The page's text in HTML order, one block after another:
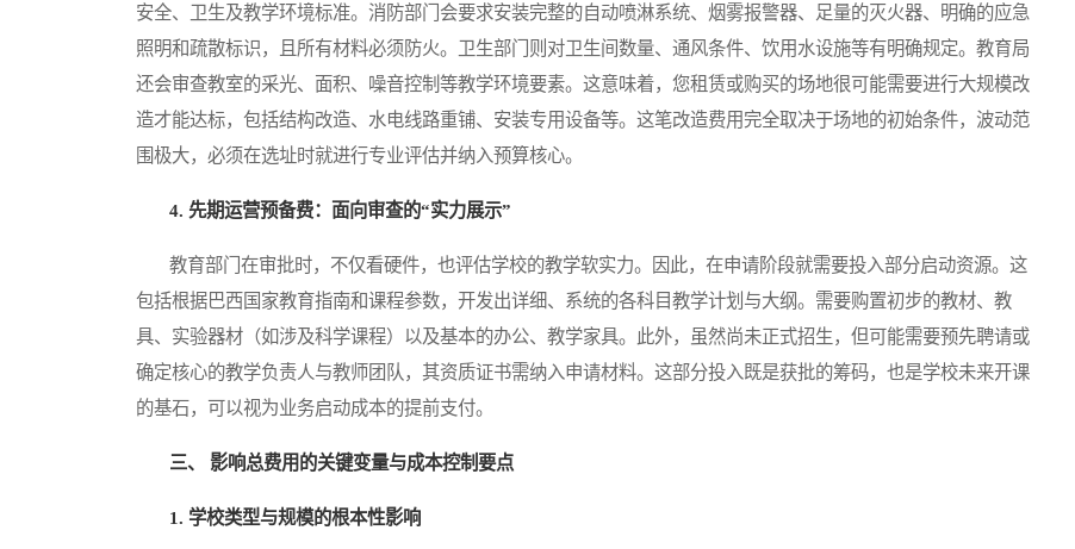
安全、卫生及教学环境标准。消防部门会要求安装完整的自动喷淋系统、烟雾报警器、足量的灭火器、明确的应急
照明和疏散标识，且所有材料必须防火。卫生部门则对卫生间数量、通风条件、饮用水设施等有明确规定。教育局
还会审查教室的采光、面积、噪音控制等教学环境要素。这意味着，您租赁或购买的场地很可能需要进行大规模改
造才能达标，包括结构改造、水电线路重铺、安装专用设备等。这笔改造费用完全取决于场地的初始条件，波动范
围极大，必须在选址时就进行专业评估并纳入预算核心。
4. 先期运营预备费：面向审查的“实力展示”
教育部门在审批时，不仅看硬件，也评估学校的教学软实力。因此，在申请阶段就需要投入部分启动资源。这
包括根据巴西国家教育指南和课程参数，开发出详细、系统的各科目教学计划与大纲。需要购置初步的教材、教
具、实验器材（如涉及科学课程）以及基本的办公、教学家具。此外，虽然尚未正式招生，但可能需要预先聘请或
确定核心的教学负责人与教师团队，其资质证书需纳入申请材料。这部分投入既是获批的筹码，也是学校未来开课
的基石，可以视为业务启动成本的提前支付。
三、 影响总费用的关键变量与成本控制要点
1. 学校类型与规模的根本性影响